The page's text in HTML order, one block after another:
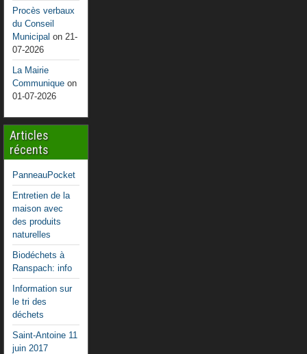
Procès verbaux
du Conseil
Municipal on 21-
07-2026
La Mairie
Communique on
01-07-2026
Articles
récents
PanneauPocket
Entretien de la
maison avec
des produits
naturelles
Biodéchets à
Ranspach: info
Information sur
le tri des
déchets
Saint-Antoine 11
juin 2017